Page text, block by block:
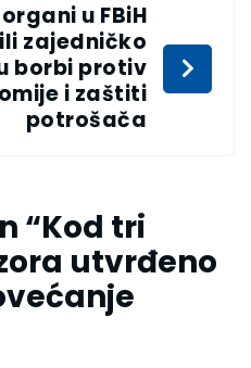
u FBiH
zajedničko
borbi protiv
i zaštiti
potrošača
“Kod tri
utvrđeno